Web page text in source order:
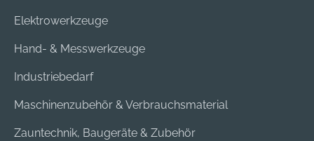
Elektrowerkzeuge
Hand- & Messwerkzeuge
Industriebedarf
Maschinenzubehör & Verbrauchsmaterial
Zauntechnik, Baugeräte & Zubehör